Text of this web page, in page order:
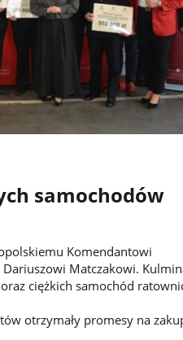
samochodów
Komendantowi
Matczakowi.
ciężkich samochód
otrzymały promesy na